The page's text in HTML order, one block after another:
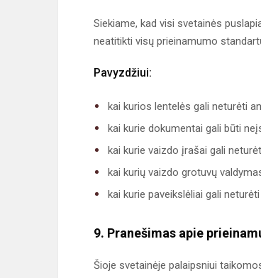
Siekiame, kad visi svetainės
neatitikti visų prieinamumo
Pavyzdžiui:
kai kurios lentelės gali neturėti
kai kurie dokumentai gali būti
kai kurie vaizdo įrašai gali
kai kurių vaizdo grotuvų
kai kurie paveikslėliai gali
9. Pranešimas apie
Šioje svetainėje palaipsniui